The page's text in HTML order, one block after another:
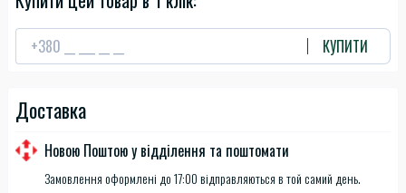
КУПИТИ
Доставка
Новою Поштою у відділення та поштомати
Замовлення оформлені до 17:00 відправляються в той самий день.